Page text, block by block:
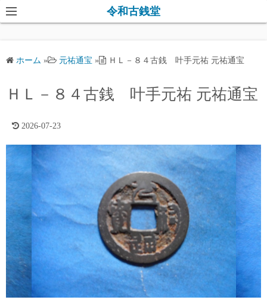
コ
ン
プ
令和古銭堂
ホーム » 元祐通宝 » ＨＬ－８４古銭 叶手元祐 元祐通宝
ＨＬ－８４古銭 叶手元祐 元祐通宝
2026-07-23